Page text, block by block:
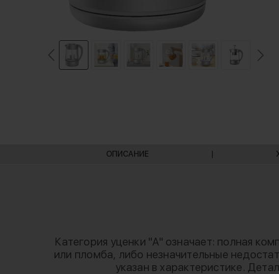
ОПИСАНИЕ |
Категория уценки "A" означает: полная
или пломба, либо незначительные
указан в характеристике.